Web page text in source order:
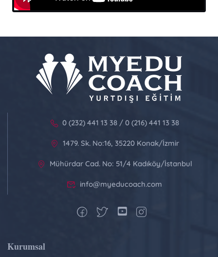
0 (232) 441 13 38 / 0 (216) 441 13 38
1479. Sk. No:16, 35220 Konak/İzmir
Mühürdar Cad. No: 51/4 Kadıköy/İstanbul
info@myeducoach.com
Kurumsal